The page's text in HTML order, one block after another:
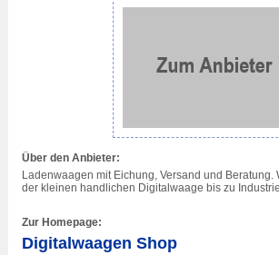
Über den Anbieter:
Ladenwaagen mit Eichung, Versand und Beratung.
der kleinen handlichen Digitalwaage bis zu
Zur Homepage:
Digitalwaagen Shop